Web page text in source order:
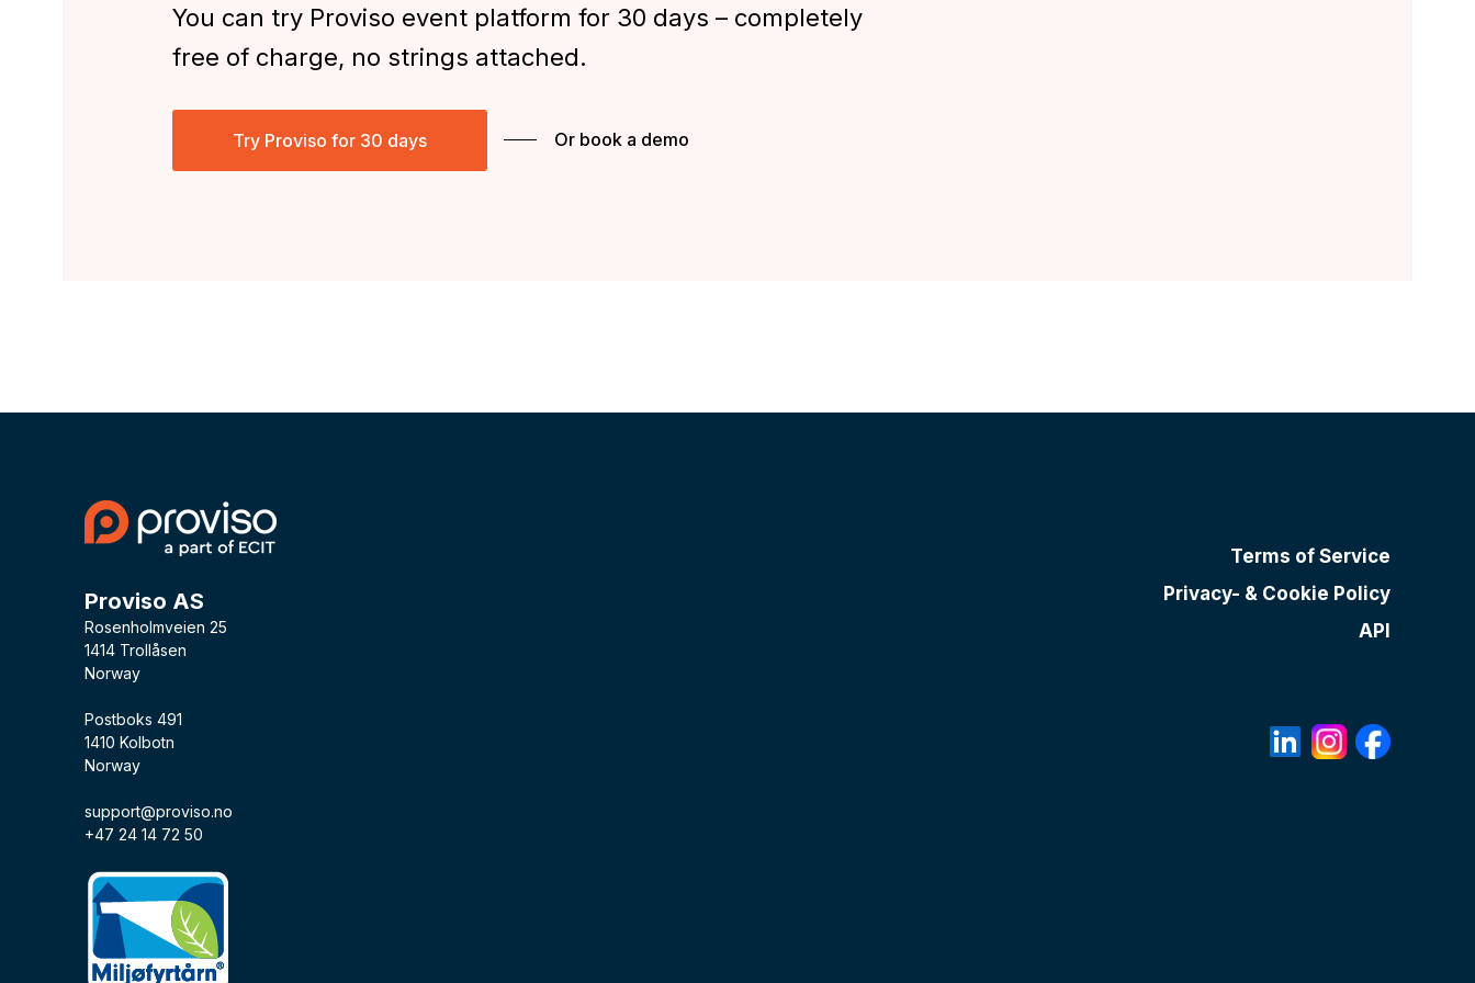
You can try Proviso event platform for 30 days – completely
free of charge, no strings attached.
Try Proviso for 30 days Or book a demo
Proviso AS
Rosenholmveien 25
1414 Trollåsen
Norway
Postboks 491
1410 Kolbotn
Norway
support@proviso.no
+47 24 14 72 50
Terms of Service
Privacy- & Cookie Policy
API